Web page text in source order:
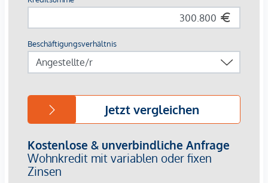
Die Lage überzeugt mit kurzen Wegen und hoher
Alltagstauglichkeit. Für Wege mit dem Fahrrad bietet der
ca. 10 Minuten mit dem Rad erreichbar. Attraktive Geh- und
Radverbindungen machen das Umfeld zusätzlich besonders
Die öffentliche Verkehrsanbindung ist ebenfalls sehr gut:
Über die Straßenbahnlinie 4 bestehen direkte
Hauptbahnhof, Hauptplatz/Congress und Jakominiplatz. Der
Graz Hauptbahnhof ist in rund 5 Minuten, der